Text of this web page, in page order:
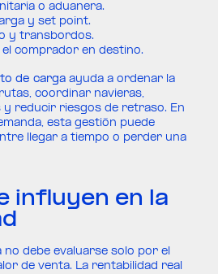
o aduanera.
y set point.
y transbordos.
comprador en destino.
de cargaayuda a ordenar la
coordinar navieras,
reducir riesgos de retraso. En
esta gestión puede
llegar a tiempo o perder una
influyen en la
no debe evaluarse solo por el
de venta. La rentabilidad real